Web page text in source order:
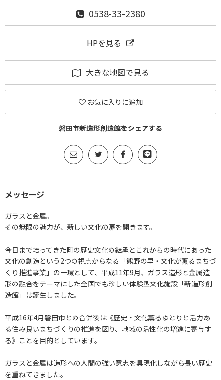
0538-33-2380
HPを見る
大きな地図で見る
お気に入りに追加
磐田市新造形創造館をシェアする
メッセージ
ガラスと金属。
その無限の魅力が、新しい文化の扉を開きます。
今日まで培ってきた町の歴史文化の継承とこれからの時代にあった
文化の創造という2つの視点からなる「熊野の里・文化が薫るまちづ
くり推進事業」の一環として、平成11年9月、ガラス造形と金属造
形の融合をテーマにした全国でも珍しい体験型文化施設「新造形創
造館」は誕生しました。
平成16年4月磐田市との合併後は《歴史・文化薫るゆとりと活力あ
る住み良いまちづくりの推進を図り、地域の活性化の増進に寄与す
る》ことを目的としています。
ガラスと金属は造形への人間の強い意志を具現化しながら長い歴史
を重ねてきました。